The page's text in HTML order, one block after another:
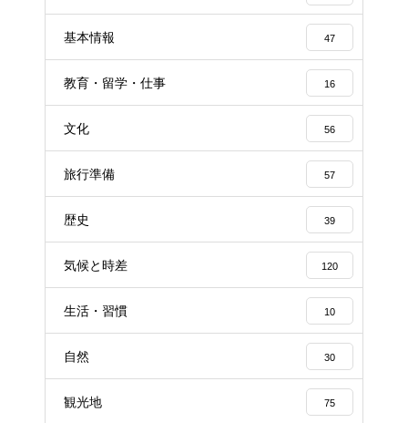
基本情報 47
教育・留学・仕事 16
文化 56
旅行準備 57
歴史 39
気候と時差 120
生活・習慣 10
自然 30
観光地 75